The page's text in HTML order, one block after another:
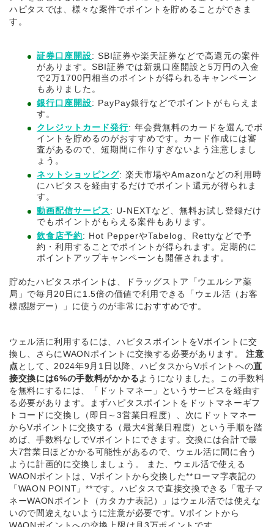
ハピタスでは、様々な案件でポイントを貯めることができま
す。
証券口座開設: SBI証券や楽天証券などで高還元の案件
があります。SBI証券では新規口座開設と5万円の入金
で2万1700円相当のポイントが得られるキャンペーン
もありました。
銀行口座開設: PayPay銀行などでポイントがもらえま
す。
クレジットカード発行: 年会費無料のカードを選んでポ
イントを貯めるのがおすすめです。カード作成には審
査があるので、短期間に作りすぎないよう注意しまし
ょう。
ネットショッピング: 楽天市場やAmazonなどの利用時
にハピタスを経由するだけでポイント還元が得られま
す。
動画配信サービス : U-NEXTなど、無料お試し登録だけ
でもポイントがもらえる案件もあります。
飲食店予約: Hot PepperやTabelog、Rettyなどで予
約・利用することでポイントが得られます。定期的に
ポイントアップキャンペーンも開催されます。
貯めたハピタスポイントは、ドラッグストア「ウエルシア薬
局」で毎月20日に1.5倍の価値で利用できる「ウェル活（お客
様感謝デー）」に使うのが非常におすすめです。
ウェル活に利用するには、ハピタスポイントをVポイントに交
換し、さらにWAONポイントに交換する必要があります。注意
点 として、2024年9月1日以降、ハピタスからVポイントへの直
接交換には6%の手数料がかかる ようになりました。この手数料
を無料にするには、「ドットマネー」というサービスを経由す
る必要があります。まずハピタスポイントをドットマネーギフ
トコードに交換し（即日～3営業日程度）、次にドットマネー
からVポイントに交換する（最大4営業日程度）という手順を踏
めば、手数料なしでVポイントにできます。交換には合計で最
大7営業日ほどかかる可能性があるので、ウェル活に間に合う
ように計画的に交換しましょう。 また、ウェル活で使える
WAONポイントは、Vポイントから交換した**ローマ字表記の
「WAON POINT」**です。ハピタスで直接交換できる「電子マ
ネーWAONポイント（カタカナ表記）」はウェル活では使えな
いので間違えないように注意が必要です。Vポイントから